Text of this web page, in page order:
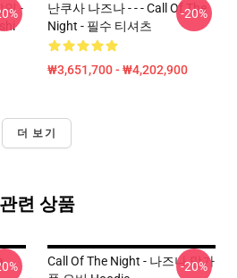
인 -
난쿠사 나즈나 - - - Call Of The
Night - 필수 티셔츠
₩3,651,700 - ₩4,202,900
-20%
더 보기
관련 상품
Call Of The Night - 나즈나 망가
-20%